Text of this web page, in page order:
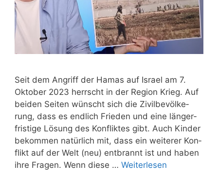
Seit dem Angriff der Hamas auf Isra­el am 7.
Okto­ber 2023 herrscht in der Regi­on Krieg. Auf
bei­den Sei­ten wünscht sich die Zivil­be­völ­ke­
rung, dass es end­lich Frie­den und eine län­ger­
fris­ti­ge Lösung des Kon­flik­tes gibt. Auch Kin­der
bekom­men natür­lich mit, dass ein wei­te­rer Kon­
flikt auf der Welt (neu) ent­brannt ist und haben
ihre Fra­gen. Wenn die­se … Wei­ter­le­sen